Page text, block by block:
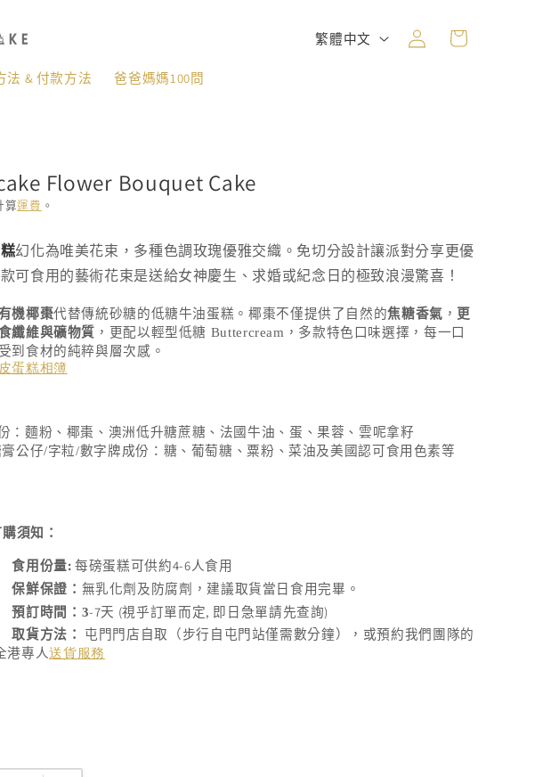
法 & 付款方法 爸爸媽媽100問
語
繁體中文
登
入
物
Flower Bouquet Cake
算運費 。
幻化為唯美花束，多種色調玫瑰優雅交織。免切分設計讓派對分享更優
可食用的藝術花束是送給女神慶生、求婚或紀念日的極致浪漫驚喜！
機椰棗代替傳統砂糖的低糖牛油蛋糕。椰棗不僅提供了自然的焦糖香氣 ， 更
纖維與礦物質 ，更配以輕型低糖 Buttercream ，多款特色口味選擇，每一口
到食材的純粹與層次感。
蛋糕相簿
：麵粉、椰棗、澳洲低升糖蔗糖、法國牛油、蛋、果蓉、雲呢拿籽
公仔/字粒/數字牌成份：糖、葡萄糖、粟粉、菜油及美國認可食用色素等
須知：
食用份量:每磅蛋糕可供約4-6人食用
保鮮保證： 無乳化劑及防腐劑，建議取貨當日食用完畢。
預訂時間：3-7天 (視乎訂單而定, 即日急單請先查詢)
取貨方法：
屯門門店自取（步行自屯門站僅需數分鐘），或預約我們團隊的
港專人送貨服務